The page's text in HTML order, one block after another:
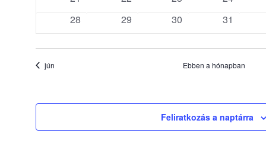
eseményekeseményekesemények
0
események
28
0
események
29
0
események
30
0
31
jún Ebben a hónapban
Feliratkozás a naptárra